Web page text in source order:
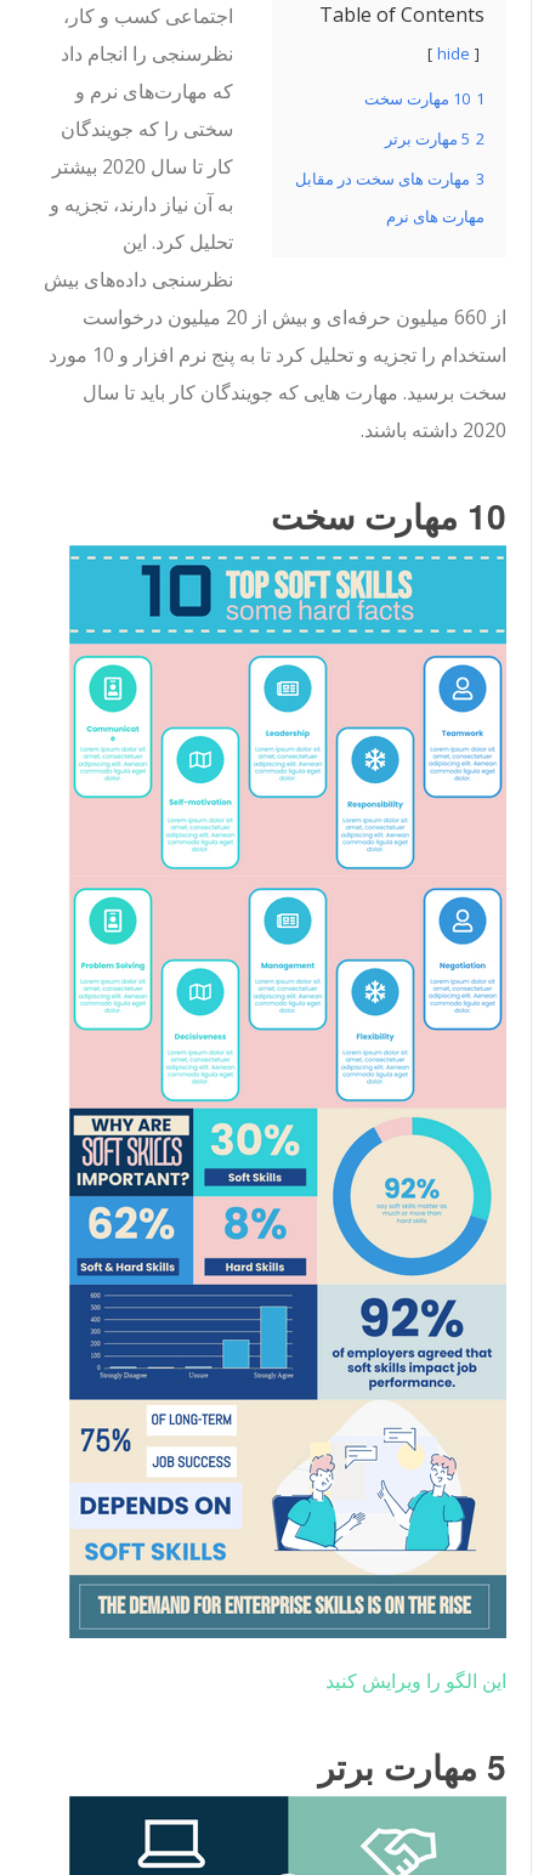
Table of Contents
hide
10 مهارت سخت
5 مهارت برتر
مهارت های سخت در مقابل
مهارت های نرم
اجتماعی کسب و کار،
نظرسنجی را انجام داد
که مهارت‌های نرم و
سختی را که جویندگان
کار تا سال 2020 بیشتر
به آن نیاز دارند، تجزیه و
تحلیل کرد. این
نظرسنجی داده‌های بیش
از 660 میلیون حرفه‌ای و بیش از 20 میلیون درخواست
استخدام را تجزیه و تحلیل کرد تا به پنج نرم افزار و 10 مورد
سخت برسید. مهارت هایی که جویندگان کار باید تا سال
2020 داشته باشند.
10 مهارت سخت
این الگو را ویرایش کنید
5 مهارت برتر